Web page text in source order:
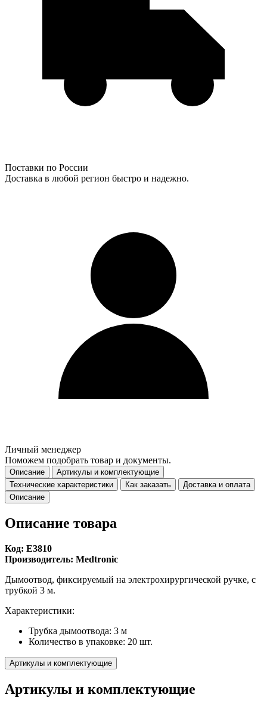
Поставки по России
Доставка в любой регион быстро и надежно.
Личный менеджер
Поможем подобрать товар и документы.
Описание
Артикулы и комплектующие
Технические характеристики
Как заказать
Доставка и оплата
Описание
Описание товара
Код: Е3810
Производитель: Medtronic
Дымоотвод, фиксируемый на электрохирургической ручке, с
трубкой 3 м.
Характеристики:
Трубка дымоотвода: 3 м
Количество в упаковке: 20 шт.
Артикулы и комплектующие
Артикулы и комплектующие